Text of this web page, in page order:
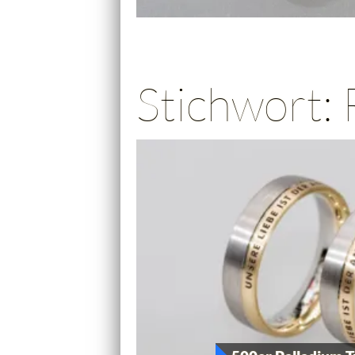
Stichwort: